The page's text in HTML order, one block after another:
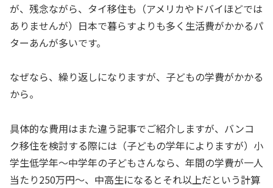
が、残念ながら、タイ移住も（アメリカやドバイほどでは
ありませんが）日本で暮らすよりも多く生活費がかかるパ
ターあんが多いです。
なぜなら、繰り返しになりますが、子どもの学費がかかる
から。
具体的な費用はまた違う記事でご紹介しますが、バンコ
ク移住を検討する際には（子どもの学年によりますが）小
学生低学年〜中学年の子どもさんなら、年間の学費が一人
当たり250万円〜、中高生になるとそれ以上だという計算